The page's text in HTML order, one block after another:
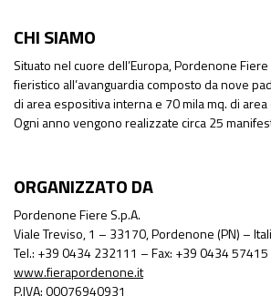
CHI SIAMO
Situato nel cuore dell’Europa, Pordenone
fieristico all’avanguardia composto da nove
di area espositiva interna e 70 mila mq. di
Ogni anno vengono realizzate circa 25
ORGANIZZATO DA
Pordenone Fiere S.p.A.
Viale Treviso, 1 – 33170, Pordenone (PN) –
Tel.: +39 0434 232111 – Fax: +39 0434 57415
www.fierapordenone.it
P.IVA: 00076940931